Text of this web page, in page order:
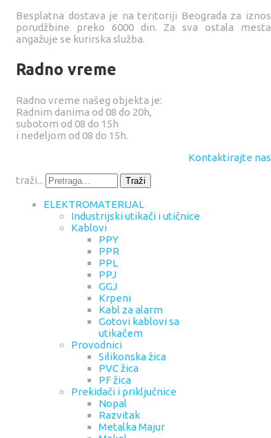
Besplatna dostava je na teritoriji Beograda za iznos
porudžbine preko 6000 din. Za sva ostala mesta
angažuje se kurirska služba.
Radno vreme
Radno vreme našeg objekta je:
Radnim danima od 08 do 20h,
subotom od 08 do 15h
i nedeljom od 08 do 15h.
Kontaktirajte nas
traži...
Traži
ELEKTROMATERIJAL
Industrijski utikači i utičnice
Kablovi
PPY
PPR
PPL
PPJ
GGJ
Krpeni
Kabl za alarm
Gotovi kablovi sa
utikačem
Provodnici
Silikonska žica
PVC žica
PF žica
Prekidači i priključnice
Nopal
Razvitak
Metalka Majur